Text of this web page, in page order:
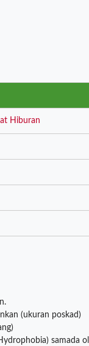
Hiburan
(ukuran poskad)
samada